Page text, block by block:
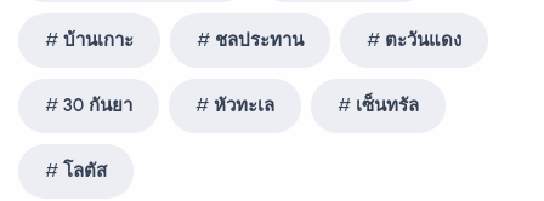
บ้านเกาะ ชลประทาน ตะวันแดง
30 กันยา หัวทะเล เซ็นทรัล
โลตัส